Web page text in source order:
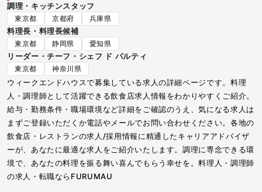
調理・キッチンスタッフ
東京都 京都府 兵庫県
料理長・料理長候補
東京都 静岡県 愛知県
リーダー・チーフ・シェフ ド パルティ
東京都 神奈川県
ウィークエンドハウスで募集している求人の詳細ページです。料理
人・調理師として活躍できる飲食店求人情報をわかりやすくご紹介。
給与・勤務条件・職場環境など詳細をご確認のうえ、気になる求人は
まずご登録いただくか電話やメールでお問い合わせください。各地の
飲食店・レストランの求人/採用情報に精通したキャリアアドバイザ
ーが、あなたに最適な求人をご紹介いたします。調理に専念できる環
境で、あなたの料理を振る舞い喜んでもらう幸せを。料理人・調理師
の求人・転職ならFURUMAU